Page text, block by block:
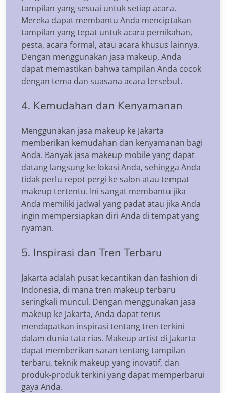
tampilan yang sesuai untuk setiap acara.
Mereka dapat membantu Anda menciptakan
tampilan yang tepat untuk acara pernikahan,
pesta, acara formal, atau acara khusus lainnya.
Dengan menggunakan jasa makeup, Anda
dapat memastikan bahwa tampilan Anda cocok
dengan tema dan suasana acara tersebut.
4. Kemudahan dan Kenyamanan
Menggunakan jasa makeup ke Jakarta
memberikan kemudahan dan kenyamanan bagi
Anda. Banyak jasa makeup mobile yang dapat
datang langsung ke lokasi Anda, sehingga Anda
tidak perlu repot pergi ke salon atau tempat
makeup tertentu. Ini sangat membantu jika
Anda memiliki jadwal yang padat atau jika Anda
ingin mempersiapkan diri Anda di tempat yang
nyaman.
5. Inspirasi dan Tren Terbaru
Jakarta adalah pusat kecantikan dan fashion di
Indonesia, di mana tren makeup terbaru
seringkali muncul. Dengan menggunakan jasa
makeup ke Jakarta, Anda dapat terus
mendapatkan inspirasi tentang tren terkini
dalam dunia tata rias. Makeup artist di Jakarta
dapat memberikan saran tentang tampilan
terbaru, teknik makeup yang inovatif, dan
produk-produk terkini yang dapat memperbarui
gaya Anda.